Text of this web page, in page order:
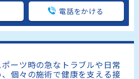
電話をかける
ーツ時の急なトラブルや日常
個々の施術で健康を支える接